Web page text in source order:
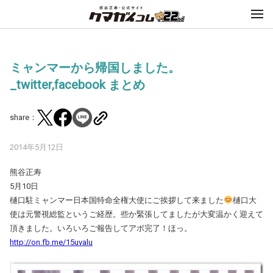
ミャンマーから帰国しました。
_twitter,facebook まとめ
share：
2014年5月12日
熊谷正寿
5月10日
樋口駐ミャンマー日本国特命全権大使にご挨拶して来ました
樋口大
使は元警視総監というご経歴。些か緊張してましたが大変温かく迎えて
頂きました。いろいろご報告してアボ完了！ほっ。
http://on.fb.me/15uvalu